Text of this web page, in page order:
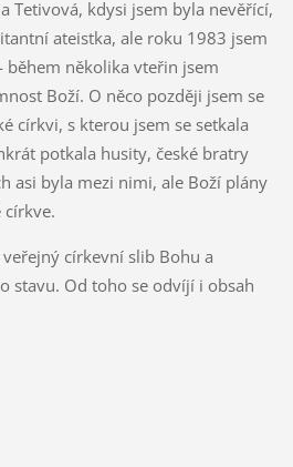
Tetivová, kdysi jsem byla nevěřící,
ateistka, ale roku 1983 jsem
několika vteřin jsem
Boží. O něco později jsem se
církvi, s kterou jsem se setkala
potkala husity, české bratry
asi byla mezi nimi, ale Boží plány
církevní slib Bohu a
stavu. Od toho se odvíjí i obsah